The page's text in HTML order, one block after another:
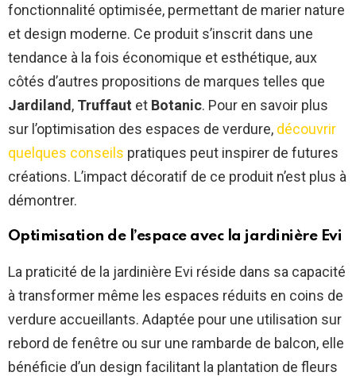
fonctionnalité optimisée, permettant de marier nature
et design moderne. Ce produit s’inscrit dans une
tendance à la fois économique et esthétique, aux
côtés d’autres propositions de marques telles que
Jardiland, Truffaut et Botanic. Pour en savoir plus
sur l’optimisation des espaces de verdure, découvrir
quelques conseils pratiques peut inspirer de futures
créations. L’impact décoratif de ce produit n’est plus à
démontrer.
Optimisation de l’espace avec la jardinière Evi
La praticité de la jardinière Evi réside dans sa capacité
à transformer même les espaces réduits en coins de
verdure accueillants. Adaptée pour une utilisation sur
rebord de fenêtre ou sur une rambarde de balcon, elle
bénéficie d’un design facilitant la plantation de fleurs